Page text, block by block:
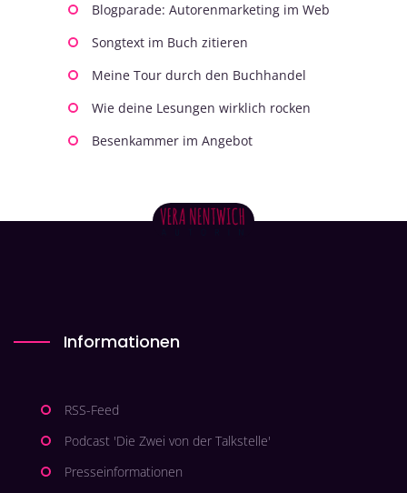
Blogparade: Autorenmarketing im Web
Songtext im Buch zitieren
Meine Tour durch den Buchhandel
Wie deine Lesungen wirklich rocken
Besenkammer im Angebot
Informationen
RSS-Feed
Podcast 'Die Zwei von der Talkstelle'
Presseinformationen